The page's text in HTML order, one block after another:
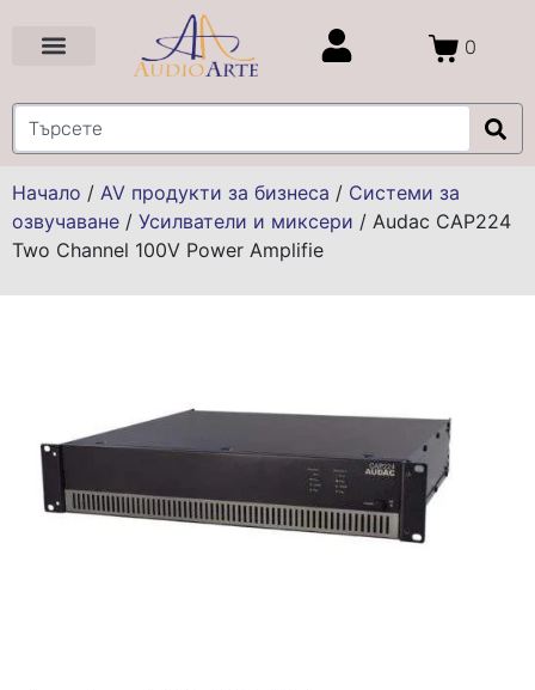
0
Начало / AV продукти за бизнеса / Системи за
озвучаване / Усилватели и миксери / Audac CAP224
Two Channel 100V Power Amplifie